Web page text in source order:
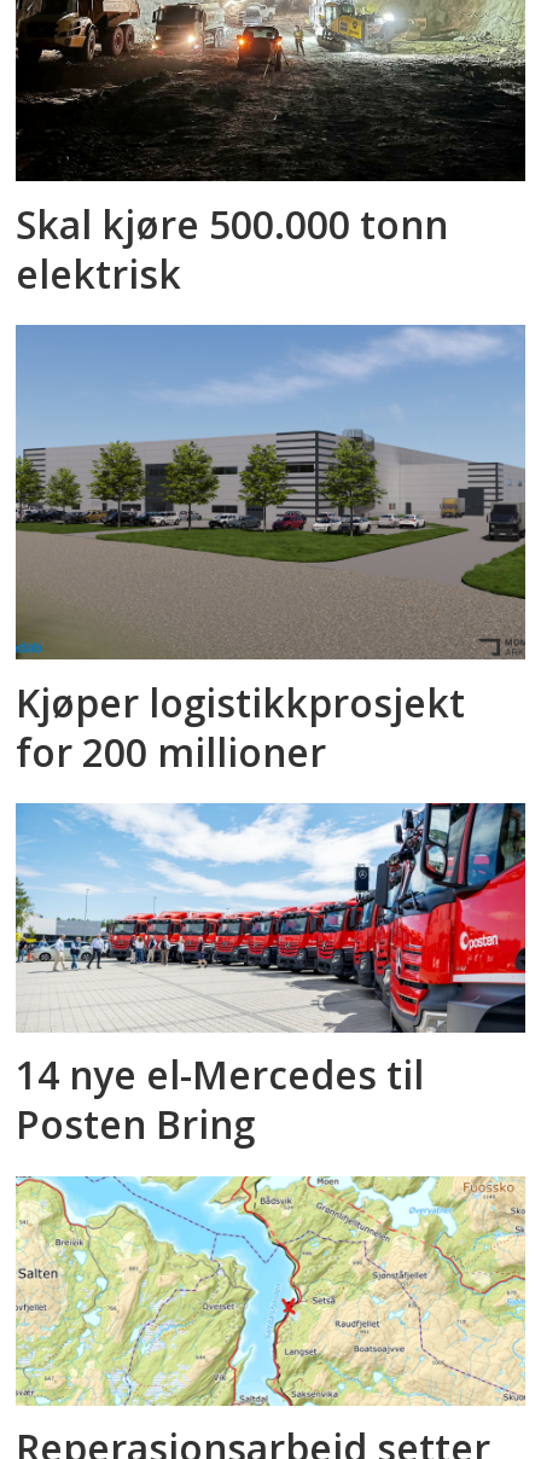
Skal kjøre 500.000 tonn
elektrisk
Kjøper logistikkprosjekt
for 200 millioner
14 nye el-Mercedes til
Posten Bring
Reperasjonsarbeid setter